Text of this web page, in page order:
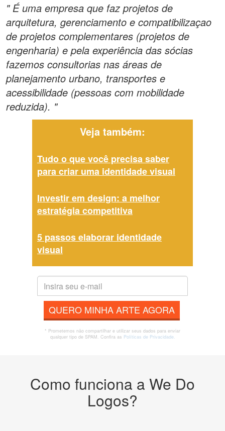
" É uma empresa que faz projetos de
arquitetura, gerenciamento e compatibilizaçao
de projetos complementares (projetos de
engenharia) e pela experiência das sócias
fazemos consultorias nas áreas de
planejamento urbano, transportes e
acessibilidade (pessoas com mobilidade
reduzida). "
Veja também:
Tudo o que você precisa saber
para criar uma identidade visual
Investir em design: a melhor
estratégia competitiva
5 passos elaborar identidade
visual
QUERO MINHA ARTE AGORA
* Prometemos não compartilhar e utilizar seus dados para enviar
qualquer tipo de SPAM. Confira as Políticas de Privacidade.
Como funciona a We Do
Logos?